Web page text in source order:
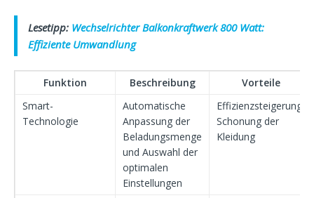
Lesetipp: Wechselrichter Balkonkraftwerk 800 Watt:
Effiziente Umwandlung
Funktion Beschreibung
Vorteile
Smart-
Technologie
Automatische
Anpassung der
Beladungsmenge
und Auswahl der
optimalen
Einstellungen
Effizienzsteigerung,
Schonung der
Kleidung